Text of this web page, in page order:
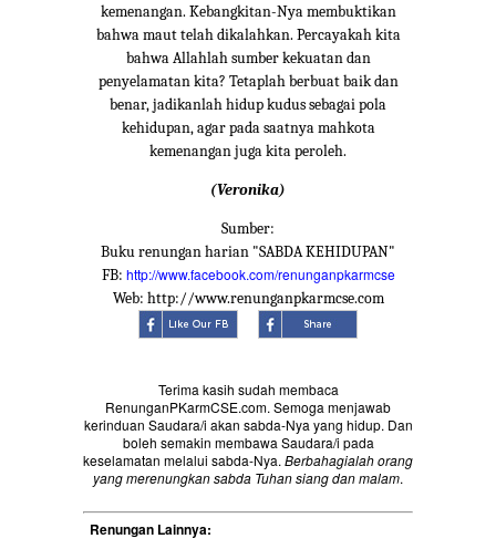
kemenangan. Kebangkitan-Nya membuktikan
bahwa maut telah dikalahkan. Percayakah kita
bahwa Allahlah sumber kekuatan dan
penyelamatan kita? Tetaplah berbuat baik dan
benar, jadikanlah hidup kudus sebagai pola
kehidupan, agar pada saatnya mahkota
kemenangan juga kita peroleh.
(Veronika)
Sumber:
Buku renungan harian "SABDA KEHIDUPAN"
FB: http://www.facebook.com/renunganpkarmcse
Web: http://www.renunganpkarmcse.com
Terima kasih sudah membaca
RenunganPKarmCSE.com. Semoga menjawab
kerinduan Saudara/i akan sabda-Nya yang hidup. Dan
boleh semakin membawa Saudara/i pada
keselamatan melalui sabda-Nya. Berbahagialah orang
yang merenungkan sabda Tuhan siang dan malam.
Renungan Lainnya: